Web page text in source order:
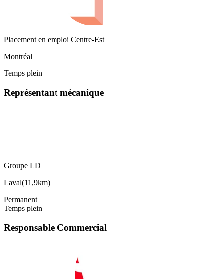
Placement en emploi Centre-Est
Montréal
Temps plein
Représentant mécanique
Groupe LD
Laval(11,9km)
Permanent
Temps plein
Responsable Commercial